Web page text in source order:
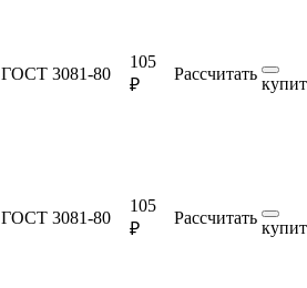
ГОСТ 3081-80
105
₽
Рассчитать
ГОСТ 3081-80
105
₽
Рассчитать